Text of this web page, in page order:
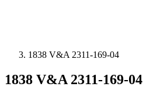
1838 V&A 2311-169-04
1838 V&A 2311-169-04